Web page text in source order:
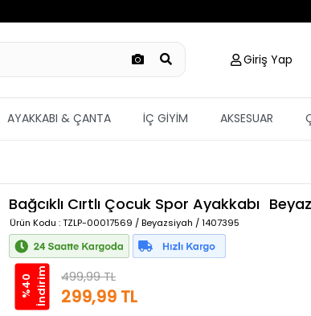
Giriş Yap
AYAKKABI & ÇANTA İÇ GİYİM AKSESUAR
Bağcıklı Cırtlı Çocuk Spor Ayakkabı
Ürün Kodu : TZLP-00017569 / Beyazsiyah / 1407395
%
4
0
İ
n
d
i
r
i m 499,99 TL
299,99 TL